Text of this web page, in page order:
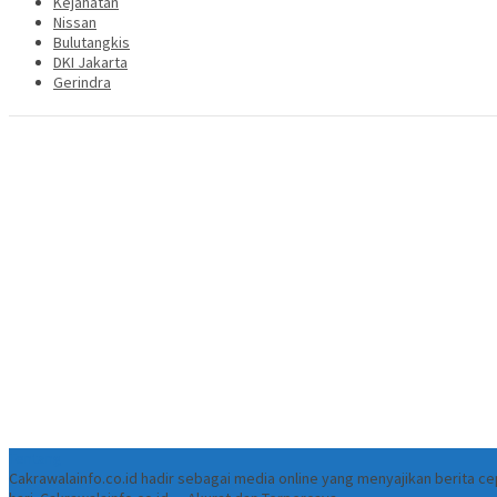
Nissan
Bulutangkis
DKI Jakarta
Gerindra
Cakrawalainfo.co.id hadir sebagai media online yang menyajikan berita